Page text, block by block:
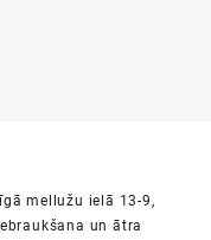
mellužu ielā 13-9,
un ātra